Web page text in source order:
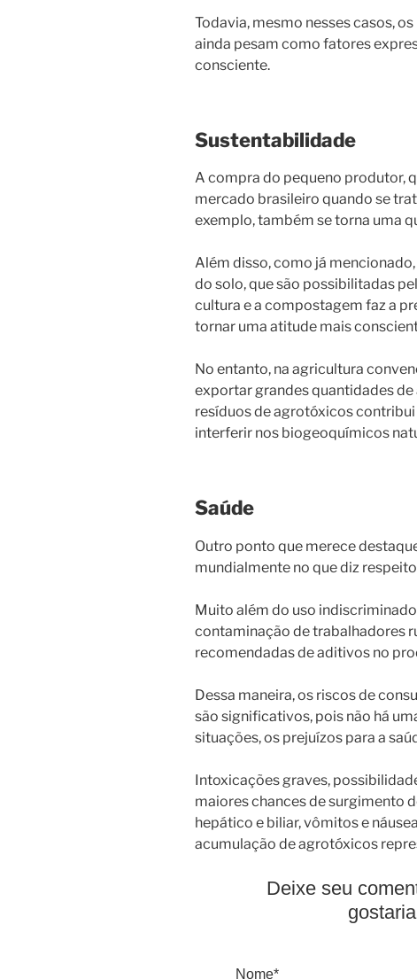
Todavia, mesmo nesses casos,
ainda pesam como fatores
consciente.
Sustentabilidade
A compra do pequeno produtor,
mercado brasileiro quando se
exemplo, também se torna uma
Além disso, como já
do solo, que são possibilitadas
cultura e a compostagem faz a
tornar uma atitude mais
No entanto, na agricultura
exportar grandes quantidades
resíduos de agrotóxicos
interferir nos biogeoquímicos
Saúde
Outro ponto que merece
mundialmente no que diz
Muito além do uso
contaminação de trabalhadores
recomendadas de aditivos no
Dessa maneira, os riscos de
são significativos, pois não há
situações, os prejuízos para a
Intoxicações graves,
maiores chances de surgimento
hepático e biliar, vômitos e
acumulação de agrotóxicos
Deixe seu
Nome*